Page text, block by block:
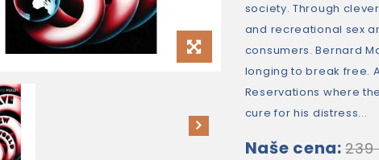
society. Through
and recreational sex
consumers. Bernard
longing to break free.
Reservations where
cure for his distress...
Naše cena: 239